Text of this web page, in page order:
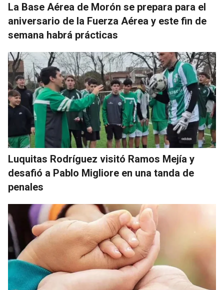
La Base Aérea de Morón se prepara para el
aniversario de la Fuerza Aérea y este fin de
semana habrá prácticas
Luquitas Rodríguez visitó Ramos Mejía y
desafió a Pablo Migliore en una tanda de
penales